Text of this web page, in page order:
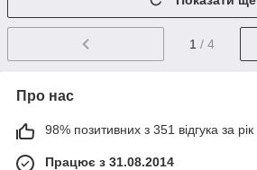
1 / 4
Про нас
98% позитивних з 351 відгука за рік
Працює з 31.08.2014